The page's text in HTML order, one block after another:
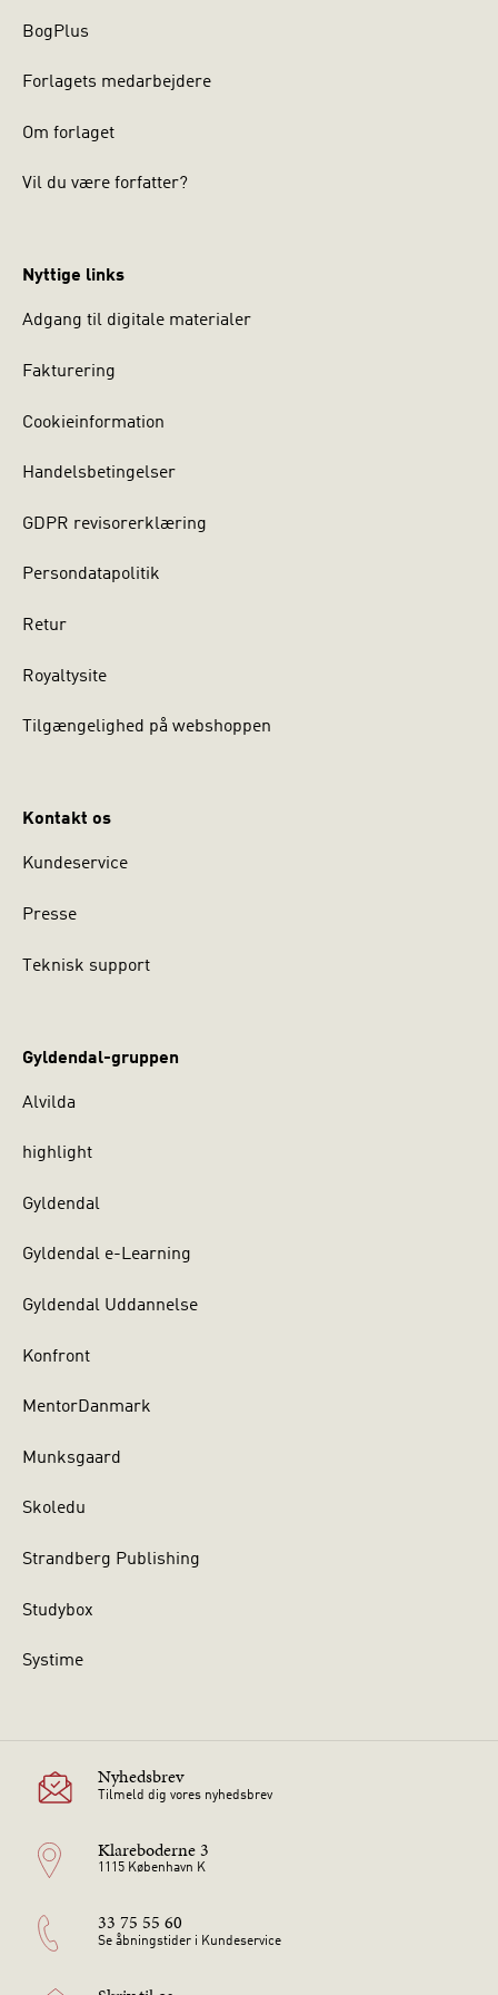
BogPlus
Forlagets medarbejdere
Om forlaget
Vil du være forfatter?
Nyttige links
Adgang til digitale materialer
Fakturering
Cookieinformation
Handelsbetingelser
GDPR revisorerklæring
Persondatapolitik
Retur
Royaltysite
Tilgængelighed på webshoppen
Kontakt os
Kundeservice
Presse
Teknisk support
Gyldendal-gruppen
Alvilda
highlight
Gyldendal
Gyldendal e-Learning
Gyldendal Uddannelse
Konfront
MentorDanmark
Munksgaard
Skoledu
Strandberg Publishing
Studybox
Systime
Nyhedsbrev
Tilmeld dig vores nyhedsbrev
Klareboderne 3
1115 København K
33 75 55 60
Se åbningstider i Kundeservice